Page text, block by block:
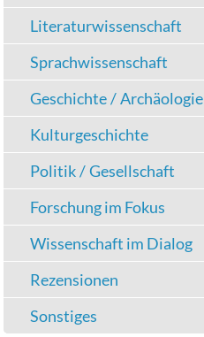
Literaturwissenschaft
Sprachwissenschaft
Geschichte / Archäologie
Kulturgeschichte
Politik / Gesellschaft
Forschung im Fokus
Wissenschaft im Dialog
Rezensionen
Sonstiges